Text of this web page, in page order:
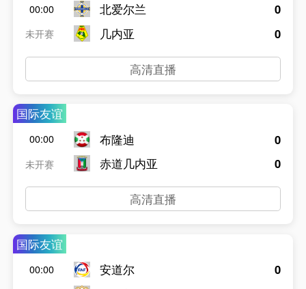
00:00
未开赛
北爱尔兰
几内亚
0
0
高清直播
国际友谊
00:00
未开赛
布隆迪
赤道几内亚
0
0
高清直播
国际友谊
00:00
安道尔
0